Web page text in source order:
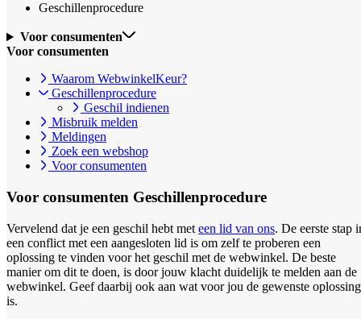
Geschillenprocedure
Voor consumenten
Voor consumenten
Waarom WebwinkelKeur?
Geschillenprocedure
Geschil indienen
Misbruik melden
Meldingen
Zoek een webshop
Voor consumenten
Voor consumenten Geschillenprocedure
Vervelend dat je een geschil hebt met een lid van ons. De eerste stap
een conflict met een aangesloten lid is om zelf te proberen een
oplossing te vinden voor het geschil met de webwinkel. De beste
manier om dit te doen, is door jouw klacht duidelijk te melden aan de
webwinkel. Geef daarbij ook aan wat voor jou de gewenste oplossing
is.